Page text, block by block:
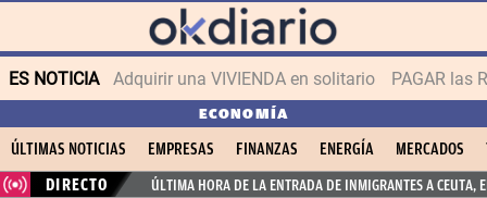
ES NOTICIA Adquirir una VIVIENDA en solitario PAGAR las
ECONOMÍA
ÚLTIMAS NOTICIAS EMPRESAS FINANZAS ENERGÍA MERCADOS
DIRECTO
ÚLTIMA HORA DE LA ENTRADA DE INMIGRANTES A CEUTA,